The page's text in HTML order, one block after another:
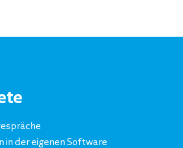
in der eigenen Software